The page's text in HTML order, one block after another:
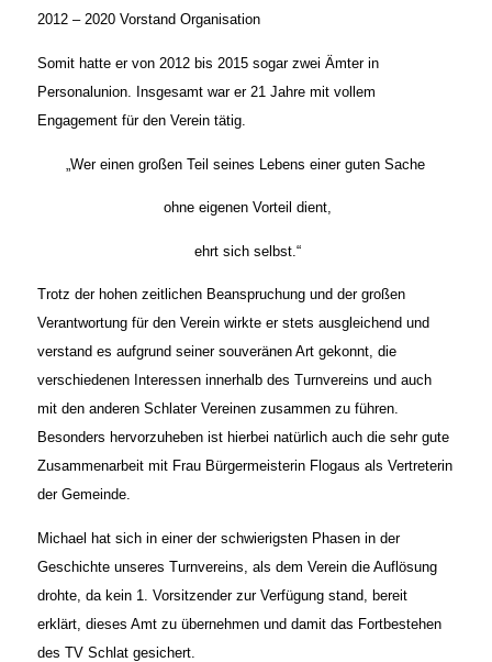
2012 – 2020 Vorstand Organisation
Somit hatte er von 2012 bis 2015 sogar zwei Ämter in
Personalunion. Insgesamt war er 21 Jahre mit vollem
Engagement für den Verein tätig.
„Wer einen großen Teil seines Lebens einer guten Sache
ohne eigenen Vorteil dient,
ehrt sich selbst.“
Trotz der hohen zeitlichen Beanspruchung und der großen
Verantwortung für den Verein wirkte er stets ausgleichend und
verstand es aufgrund seiner souveränen Art gekonnt, die
verschiedenen Interessen innerhalb des Turnvereins und auch
mit den anderen Schlater Vereinen zusammen zu führen.
Besonders hervorzuheben ist hierbei natürlich auch die sehr gute
Zusammenarbeit mit Frau Bürgermeisterin Flogaus als Vertreterin
der Gemeinde.
Michael hat sich in einer der schwierigsten Phasen in der
Geschichte unseres Turnvereins, als dem Verein die Auflösung
drohte, da kein 1. Vorsitzender zur Verfügung stand, bereit
erklärt, dieses Amt zu übernehmen und damit das Fortbestehen
des TV Schlat gesichert.